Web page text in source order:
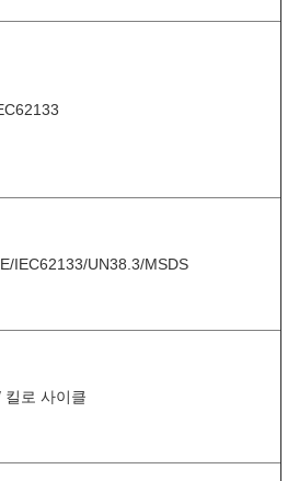
IEC62133/UN38.3/MSDS
킬로 사이클